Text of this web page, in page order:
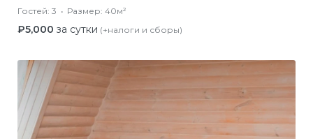
Гостей: 3 Размер: 40м²
₽5,000 за сутки (+налоги и сборы)